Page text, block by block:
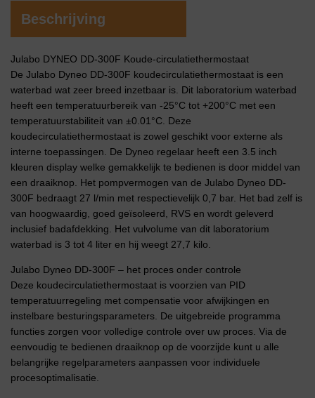
Beschrijving
Julabo DYNEO DD-300F Koude-circulatiethermostaat
De Julabo Dyneo DD-300F koudecirculatiethermostaat is een
waterbad wat zeer breed inzetbaar is. Dit laboratorium waterbad
heeft een temperatuurbereik van -25°C tot +200°C met een
temperatuurstabiliteit van ±0.01°C. Deze
koudecirculatiethermostaat is zowel geschikt voor externe als
interne toepassingen. De Dyneo regelaar heeft een 3.5 inch
kleuren display welke gemakkelijk te bedienen is door middel van
een draaiknop. Het pompvermogen van de Julabo Dyneo DD-
300F bedraagt 27 l/min met respectievelijk 0,7 bar. Het bad zelf is
van hoogwaardig, goed geïsoleerd, RVS en wordt geleverd
inclusief badafdekking. Het vulvolume van dit laboratorium
waterbad is 3 tot 4 liter en hij weegt 27,7 kilo.
Julabo Dyneo DD-300F – het proces onder controle
Deze koudecirculatiethermostaat is voorzien van PID
temperatuurregeling met compensatie voor afwijkingen en
instelbare besturingsparameters. De uitgebreide programma
functies zorgen voor volledige controle over uw proces. Via de
eenvoudig te bedienen draaiknop op de voorzijde kunt u alle
belangrijke regelparameters aanpassen voor individuele
procesoptimalisatie.